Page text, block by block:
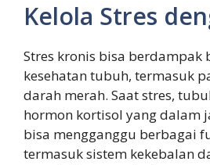
Kelola Stres
Stres kronis bisa berdampak
kesehatan tubuh, termasuk
darah merah. Saat stres,
hormon kortisol yang dalam
bisa mengganggu berbagai
termasuk sistem kekebalan